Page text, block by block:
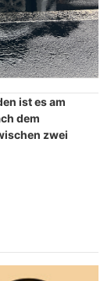
ist es am
dem
zwei